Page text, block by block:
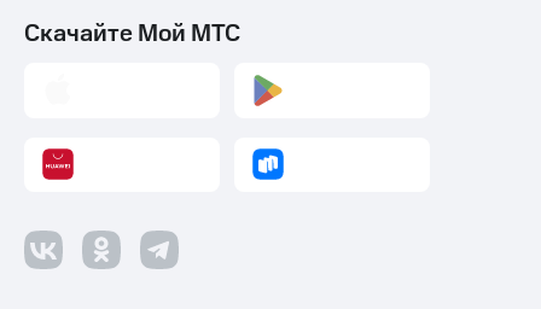
Скачайте Мой МТС